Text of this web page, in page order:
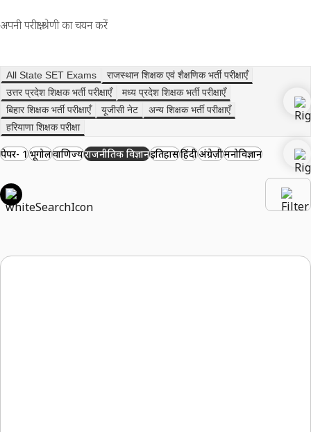
अपनी परीक्षा श्रेणी का चयन करें
All State SET Exams
राजस्थान शिक्षक एवं शैक्षणिक भर्ती परीक्षाएँ
उत्तर प्रदेश शिक्षक भर्ती परीक्षाएँ
मध्य प्रदेश शिक्षक भर्ती परीक्षाएँ
बिहार शिक्षक भर्ती परीक्षाएँ
यूजीसी नेट
अन्य शिक्षक भर्ती परीक्षाएँ
हरियाणा शिक्षक परीक्षा
पेपर- 1भूगोलवाणिज्यराजनीतिक विज्ञानइतिहासहिंदीअंग्रेज़ीमनोविज्ञान